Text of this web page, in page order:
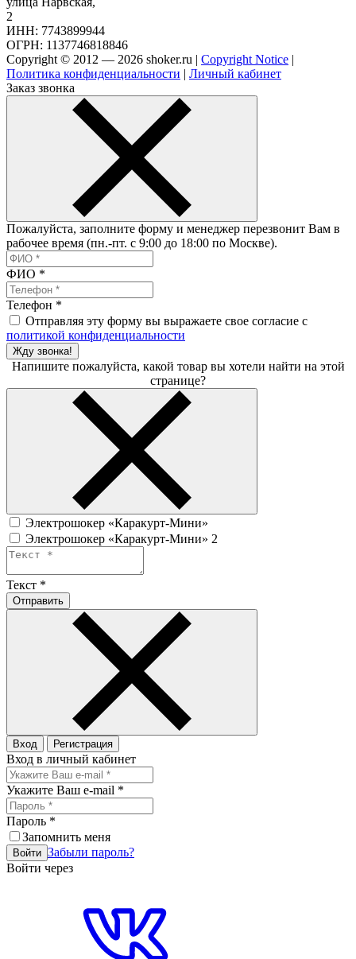
2
ИНН: 7743899944
ОГРН: 1137746818846
Copyright © 2012 — 2026 shoker.ru | Copyright Notice |
Политика конфиденциальности | Личный кабинет
Заказ звонка
Пожалуйста, заполните форму и менеджер перезвонит Вам в
рабочее время (пн.-пт. с 9:00 до 18:00 по Москве).
ФИО *
Телефон *
Отправляя эту форму вы выражаете свое согласие с
политикой конфиденциальности
Жду звонка!
Напишите пожалуйста, какой товар вы хотели найти на этой
странице?
Электрошокер «Каракурт-Мини»
Электрошокер «Каракурт-Мини» 2
Текст *
Отправить
Вход Регистрация
Вход в личный кабинет
Укажите Ваш e-mail *
Пароль *
Запомнить меня
Войти Забыли пароль?
Войти через